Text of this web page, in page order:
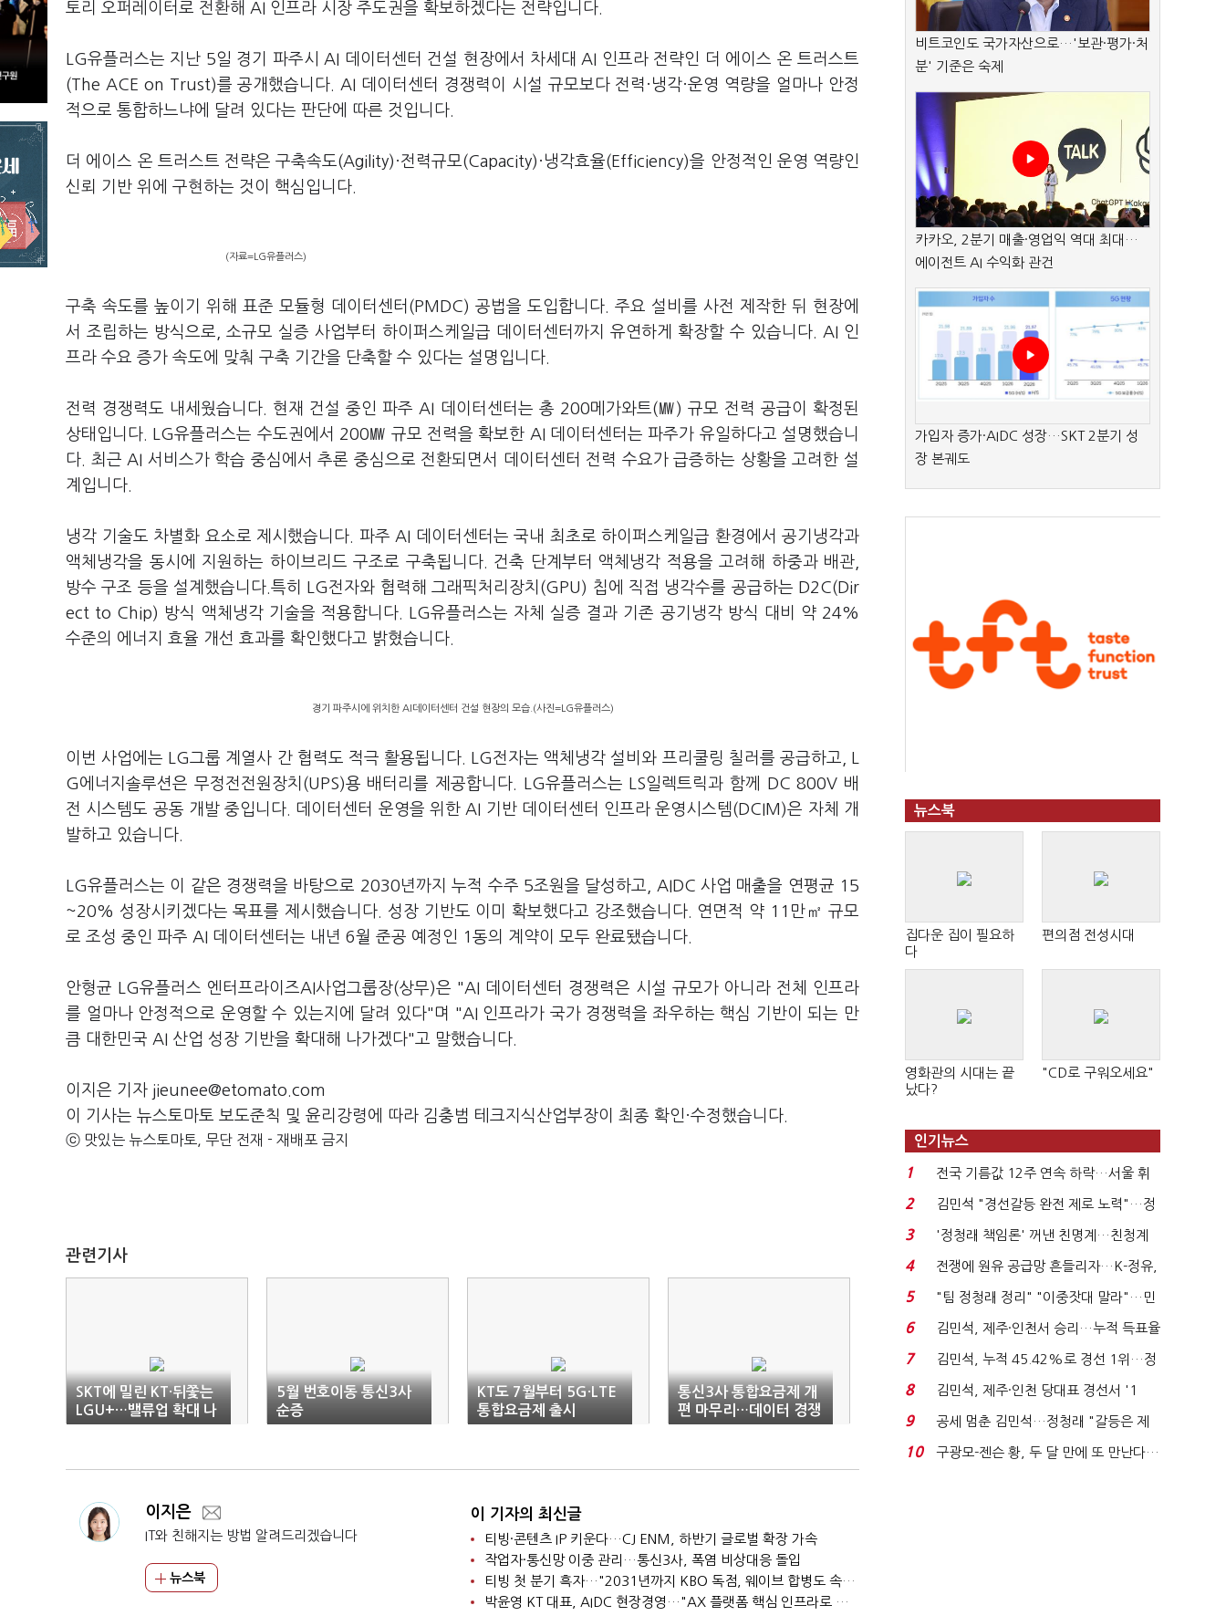
토리 오퍼레이터로 전환해 AI 인프라 시장 주도권을 확보하겠다는 전략입니다.
LG유플러스는 지난 5일 경기 파주시 AI 데이터센터 건설 현장에서 차세대 AI 인프라 전략인 더 에이스 온 트러스트
(The ACE on Trust)를 공개했습니다. AI 데이터센터 경쟁력이 시설 규모보다 전력·냉각·운영 역량을 얼마나 안정
적으로 통합하느냐에 달려 있다는 판단에 따른 것입니다.
더 에이스 온 트러스트 전략은 구축속도(Agility)·전력규모(Capacity)·냉각효율(Efficiency)을 안정적인 운영 역량인
신뢰 기반 위에 구현하는 것이 핵심입니다.
(자료=LG유플러스)
구축 속도를 높이기 위해 표준 모듈형 데이터센터(PMDC) 공법을 도입합니다. 주요 설비를 사전 제작한 뒤 현장에
서 조립하는 방식으로, 소규모 실증 사업부터 하이퍼스케일급 데이터센터까지 유연하게 확장할 수 있습니다. AI 인
프라 수요 증가 속도에 맞춰 구축 기간을 단축할 수 있다는 설명입니다.
전력 경쟁력도 내세웠습니다. 현재 건설 중인 파주 AI 데이터센터는 총 200메가와트(㎿) 규모 전력 공급이 확정된
상태입니다. LG유플러스는 수도권에서 200㎿ 규모 전력을 확보한 AI 데이터센터는 파주가 유일하다고 설명했습니
다. 최근 AI 서비스가 학습 중심에서 추론 중심으로 전환되면서 데이터센터 전력 수요가 급증하는 상황을 고려한 설
계입니다.
냉각 기술도 차별화 요소로 제시했습니다. 파주 AI 데이터센터는 국내 최초로 하이퍼스케일급 환경에서 공기냉각과
액체냉각을 동시에 지원하는 하이브리드 구조로 구축됩니다. 건축 단계부터 액체냉각 적용을 고려해 하중과 배관,
방수 구조 등을 설계했습니다.특히 LG전자와 협력해 그래픽처리장치(GPU) 칩에 직접 냉각수를 공급하는 D2C(Dir
ect to Chip) 방식 액체냉각 기술을 적용합니다. LG유플러스는 자체 실증 결과 기존 공기냉각 방식 대비 약 24%
수준의 에너지 효율 개선 효과를 확인했다고 밝혔습니다.
경기 파주시에 위치한 AI데이터센터 건설 현장의 모습.(사진=LG유플러스)
이번 사업에는 LG그룹 계열사 간 협력도 적극 활용됩니다. LG전자는 액체냉각 설비와 프리쿨링 칠러를 공급하고, L
G에너지솔루션은 무정전전원장치(UPS)용 배터리를 제공합니다. LG유플러스는 LS일렉트릭과 함께 DC 800V 배
전 시스템도 공동 개발 중입니다. 데이터센터 운영을 위한 AI 기반 데이터센터 인프라 운영시스템(DCIM)은 자체 개
발하고 있습니다.
LG유플러스는 이 같은 경쟁력을 바탕으로 2030년까지 누적 수주 5조원을 달성하고, AIDC 사업 매출을 연평균 15
~20% 성장시키겠다는 목표를 제시했습니다. 성장 기반도 이미 확보했다고 강조했습니다. 연면적 약 11만㎡ 규모
로 조성 중인 파주 AI 데이터센터는 내년 6월 준공 예정인 1동의 계약이 모두 완료됐습니다.
안형균 LG유플러스 엔터프라이즈AI사업그룹장(상무)은 "AI 데이터센터 경쟁력은 시설 규모가 아니라 전체 인프라
를 얼마나 안정적으로 운영할 수 있는지에 달려 있다"며 "AI 인프라가 국가 경쟁력을 좌우하는 핵심 기반이 되는 만
큼 대한민국 AI 산업 성장 기반을 확대해 나가겠다"고 말했습니다.
이지은 기자 jieunee@etomato.com
이 기사는 뉴스토마토 보도준칙 및 윤리강령에 따라 김충범 테크지식산업부장이 최종 확인·수정했습니다.
ⓒ 맛있는 뉴스토마토, 무단 전재 - 재배포 금지
관련기사
SKT에 밀린 KT·뒤쫓는
LGU+…밸류업 확대 나
선다
5월 번호이동 통신3사
순증
KT도 7월부터 5G·LTE
통합요금제 출시
통신3사 통합요금제 개
편 마무리…데이터 경쟁
평준화
이지은
IT와 친해지는 방법 알려드리겠습니다
뉴스북
이 기자의 최신글
티빙·콘텐츠 IP 키운다…CJ ENM, 하반기 글로벌 확장 가속
작업자·통신망 이중 관리…통신3사, 폭염 비상대응 돌입
티빙 첫 분기 흑자…"2031년까지 KBO 독점, 웨이브 합병도 속도"
박윤영 KT 대표, AIDC 현장경영…"AX 플랫폼 핵심 인프라로 키운다"
비트코인도 국가자산으로…'보관·평가·처
분' 기준은 숙제
카카오, 2분기 매출·영업익 역대 최대…
에이전트 AI 수익화 관건
가입자 증가·AIDC 성장…SKT 2분기 성
장 본궤도
뉴스북
집다운 집이 필요하
다
편의점 전성시대
영화관의 시대는 끝
났다?
"CD로 구워오세요"
인기뉴스
1
전국 기름값 12주 연속 하락…서울 휘
발윳값 1909원...
2
김민석 "경선갈등 완전 제로 노력"…정
청래 "반명 공세 사...
3
'정청래 책임론' 꺼낸 친명계…친청계
는 추가투표 때리기...
4
전쟁에 원유 공급망 흔들리자…K-정유,
에너지안보 핵심...
5
"팀 정청래 정리" "이중잣대 말라"…민
주 최고위원 계파 다...
6
김민석, 제주·인천서 승리…누적 득표율
'1위 탈환'(종합)...
7
김민석, 누적 45.42%로 경선 1위…정
청래와 격차 0.86%p(...
8
김민석, 제주·인천 당대표 경선서 '1
위'(1보)...
9
공세 멈춘 김민석…정청래 "갈등은 제
가 수습"
10
구광모-젠슨 황, 두 달 만에 또 만난다…